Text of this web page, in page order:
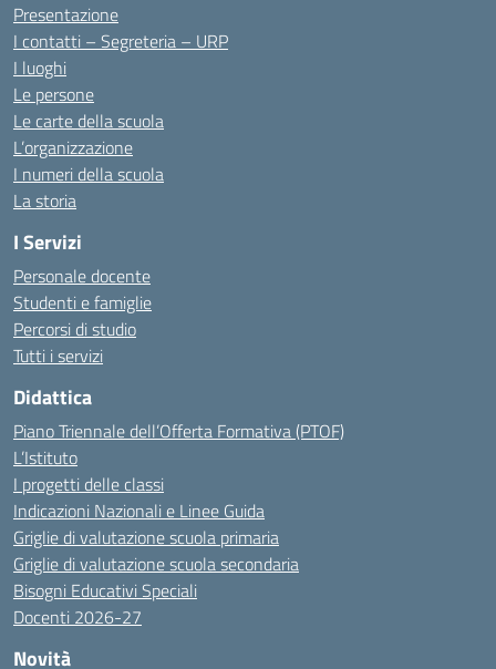
Presentazione
I contatti – Segreteria – URP
I luoghi
Le persone
Le carte della scuola
L’organizzazione
I numeri della scuola
La storia
I Servizi
Personale docente
Studenti e famiglie
Percorsi di studio
Tutti i servizi
Didattica
Piano Triennale dell’Offerta Formativa (PTOF)
L’Istituto
I progetti delle classi
Indicazioni Nazionali e Linee Guida
Griglie di valutazione scuola primaria
Griglie di valutazione scuola secondaria
Bisogni Educativi Speciali
Docenti 2026-27
Novità